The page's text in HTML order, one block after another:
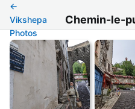
←
Vikshepa
Photos
Chemin-le-